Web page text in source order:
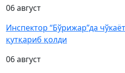
06 август
Инспектор “Бўрижар”да
қутқариб қолди
06 август